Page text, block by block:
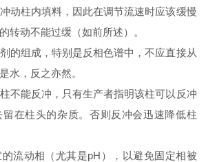
动柱内填料，因此在调节流速时应该缓慢
转动不能过缓（如前所述）。
组成，特别是反相色谱中，不应直接从
水，反之亦然。
能反冲，只有生产者指明该柱可以反冲
在柱头的杂质。否则反冲会迅速降低柱
动相（尤其是pH），以避免固定相被